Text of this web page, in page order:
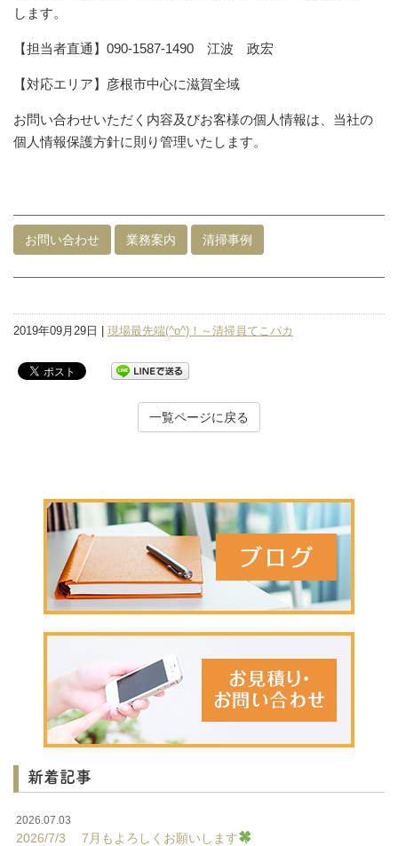
します。
【担当者直通】090-1587-1490 江波 政宏
【対応エリア】彦根市中心に滋賀全域
お問い合わせいただく内容及びお客様の個人情報は、当社の
個人情報保護方針に則り管理いたします。
お問い合わせ 業務案内 清掃事例
2019年09月29日 | 現場最先端(^o^)！～清掃員てこパカ
一覧ページに戻る
新着記事
2026.07.03
2026/7/3 7月もよろしくお願いします